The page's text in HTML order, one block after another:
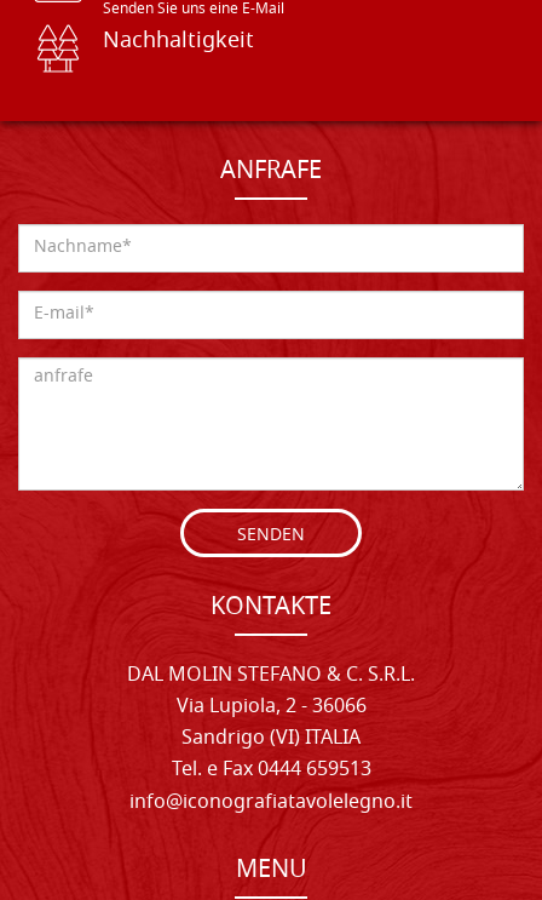
Senden Sie uns eine E-Mail
Nachhaltigkeit
ANFRAFE
SENDEN
KONTAKTE
DAL MOLIN STEFANO & C. S.R.L.
Via Lupiola, 2 - 36066
Sandrigo (VI) ITALIA
Tel. e Fax 0444 659513
info@iconografiatavolelegno.it
MENU